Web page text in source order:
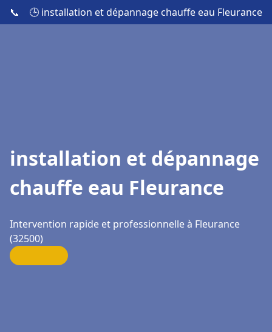
📞 🕒 installation et dépannage chauffe eau Fleurance
installation et dépannage
chauffe eau Fleurance
Intervention rapide et professionnelle à Fleurance
(32500)